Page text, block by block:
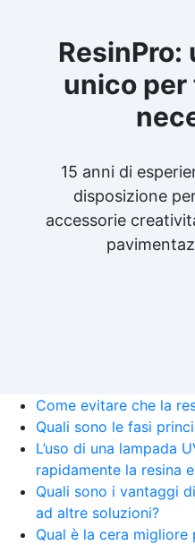
unico
15 anni di
disposizione
accessorie
Come evitare che la
Quali sono le fasi
L’uso di una lampada
rapidamente la resina
Quali sono i vantaggi
ad altre soluzioni?
Qual è la cera